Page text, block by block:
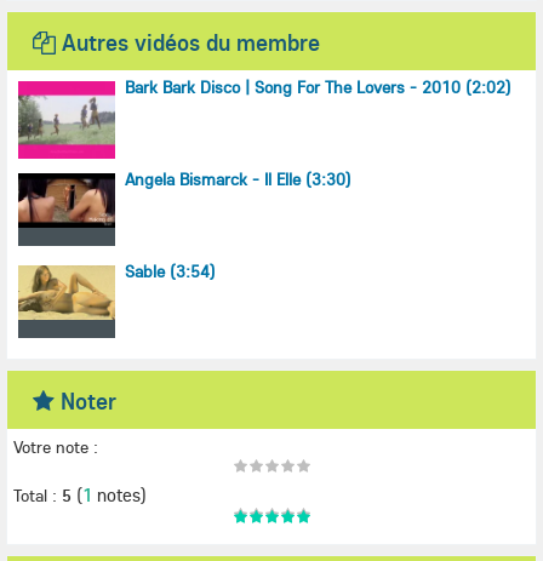
Autres vidéos du membre
Bark Bark Disco | Song For The Lovers - 2010 (2:02)
Angela Bismarck - Il Elle (3:30)
Sable (3:54)
Noter
Votre note :
Total : 5 (1 notes)